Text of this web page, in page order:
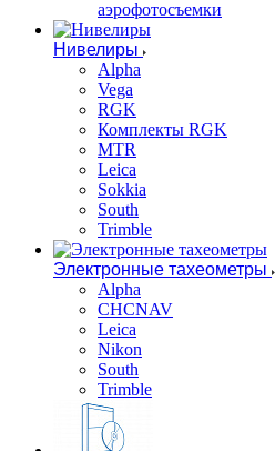
аэрофотосъемки
Нивелиры
Alpha
Vega
RGK
Комплекты RGK
MTR
Leica
Sokkia
South
Trimble
Электронные тахеометры
Alpha
CHCNAV
Leica
Nikon
South
Trimble